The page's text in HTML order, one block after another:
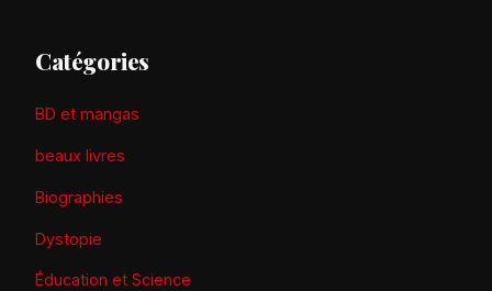
Catégories
BD et mangas
beaux livres
Biographies
Dystopie
Éducation et Science